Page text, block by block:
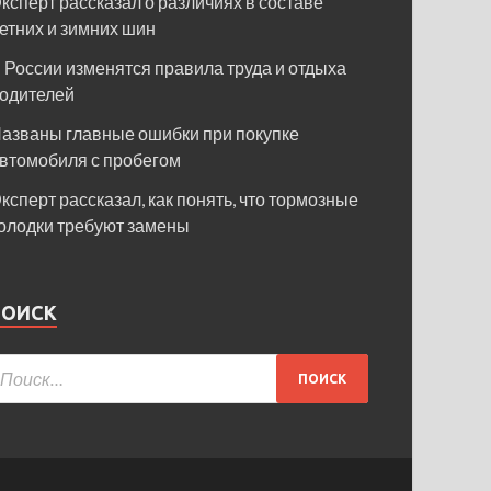
и зимних шин
России изменятся правила труда и отдыха
главные ошибки при покупке
с пробегом
рассказал, как понять, что тормозные
требуют замены